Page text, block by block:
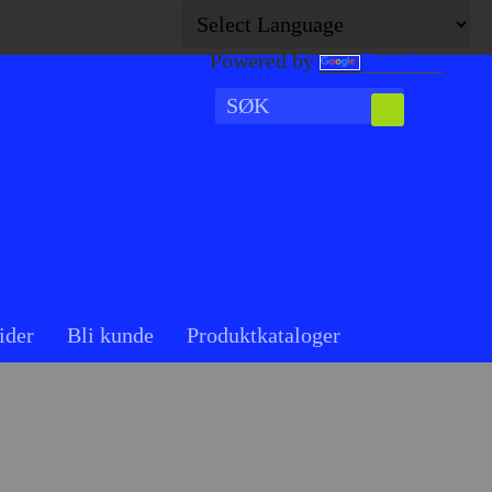
Bli kunde Produktkataloger
Powered by Translate